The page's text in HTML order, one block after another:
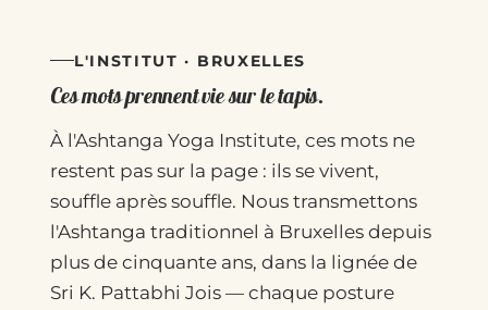
L'INSTITUT · BRUXELLES
Ces mots prennent vie sur le tapis.
À l'Ashtanga Yoga Institute, ces mots ne
restent pas sur la page : ils se vivent,
souffle après souffle. Nous transmettons
l'Ashtanga traditionnel à Bruxelles depuis
plus de cinquante ans, dans la lignée de
Sri K. Pattabhi Jois — chaque posture